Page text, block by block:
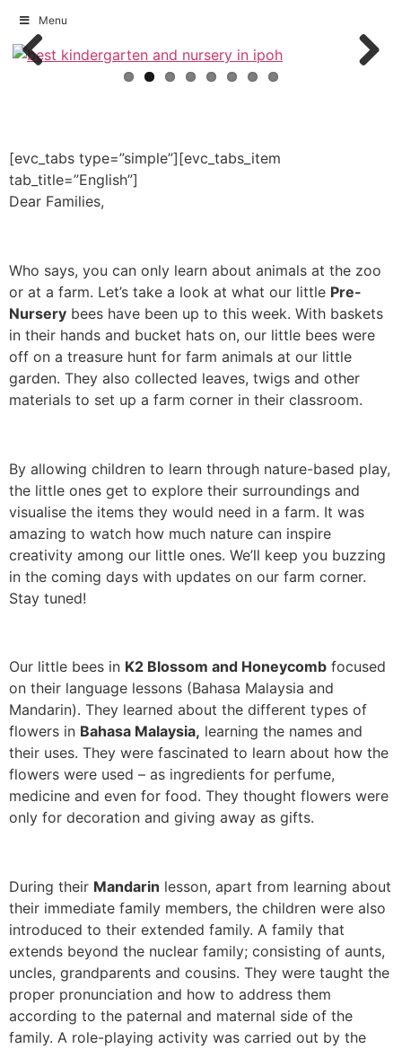
Menu
Skip
[evc_tabs type=”simple”][evc_tabs_item
tab_title=”English”]
Dear Families,
Who says, you can only learn about animals at the zoo
or at a farm. Let’s take a look at what our little Pre-
Nursery bees have been up to this week. With baskets
in their hands and bucket hats on, our little bees were
off on a treasure hunt for farm animals at our little
garden. They also collected leaves, twigs and other
materials to set up a farm corner in their classroom.
By allowing children to learn through nature-based play,
the little ones get to explore their surroundings and
visualise the items they would need in a farm. It was
amazing to watch how much nature can inspire
creativity among our little ones. We’ll keep you buzzing
in the coming days with updates on our farm corner.
Stay tuned!
Our little bees in K2 Blossom and Honeycomb focused
on their language lessons (Bahasa Malaysia and
Mandarin). They learned about the different types of
flowers in Bahasa Malaysia, learning the names and
their uses. They were fascinated to learn about how the
flowers were used – as ingredients for perfume,
medicine and even for food. They thought flowers were
only for decoration and giving away as gifts.
During their Mandarin lesson, apart from learning about
their immediate family members, the children were also
introduced to their extended family. A family that
extends beyond the nuclear family; consisting of aunts,
uncles, grandparents and cousins. They were taught the
proper pronunciation and how to address them
according to the paternal and maternal side of the
family. A role-playing activity was carried out by the